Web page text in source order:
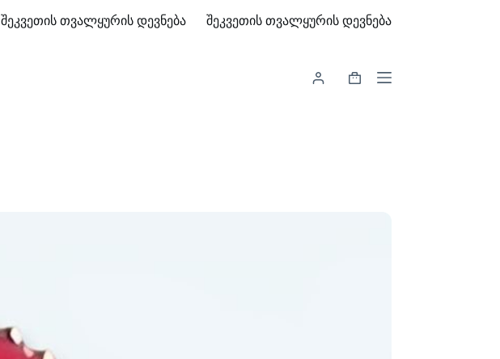
შეკვეთის თვალყურის დევნება შეკვეთის თვალყურის დევნება
Shopping